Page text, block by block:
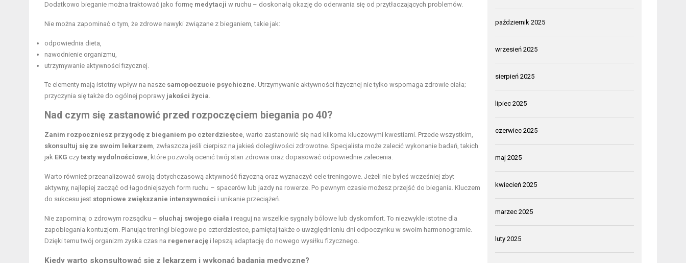
Dodatkowo bieganie można traktować jako formę medytacji w ruchu – doskonałą okazję do oderwania się od przytłaczających problemów.
Nie można zapominać o tym, że zdrowe nawyki związane z bieganiem, takie jak:
odpowiednia dieta,
nawodnienie organizmu,
utrzymywanie aktywności fizycznej.
Te elementy mają istotny wpływ na nasze samopoczucie psychiczne. Utrzymywanie aktywności fizycznej nie tylko wspomaga zdrowie ciała;
przyczynia się także do ogólnej poprawy jakości życia.
Nad czym się zastanowić przed rozpoczęciem biegania po 40?
Zanim rozpoczniesz przygodę z bieganiem po czterdziestce, warto zastanowić się nad kilkoma kluczowymi kwestiami. Przede wszystkim,
skonsultuj się ze swoim lekarzem, zwłaszcza jeśli cierpisz na jakieś dolegliwości zdrowotne. Specjalista może zalecić wykonanie badań, takich
jak EKG czy testy wydolnościowe, które pozwolą ocenić twój stan zdrowia oraz dopasować odpowiednie zalecenia.
Warto również przeanalizować swoją dotychczasową aktywność fizyczną oraz wyznaczyć cele treningowe. Jeżeli nie byłeś wcześniej zbyt
aktywny, najlepiej zacząć od łagodniejszych form ruchu – spacerów lub jazdy na rowerze. Po pewnym czasie możesz przejść do biegania. Kluczem
do sukcesu jest stopniowe zwiększanie intensywności i unikanie przeciążeń.
Nie zapominaj o zdrowym rozsądku – słuchaj swojego ciała i reaguj na wszelkie sygnały bólowe lub dyskomfort. To niezwykle istotne dla
zapobiegania kontuzjom. Planując treningi biegowe po czterdziestce, pamiętaj także o uwzględnieniu dni odpoczynku w swoim harmonogramie.
Dzięki temu twój organizm zyska czas na regenerację i lepszą adaptację do nowego wysiłku fizycznego.
Kiedy warto skonsultować się z lekarzem i wykonać badania medyczne?
październik 2025
wrzesień 2025
sierpień 2025
lipiec 2025
czerwiec 2025
maj 2025
kwiecień 2025
marzec 2025
luty 2025